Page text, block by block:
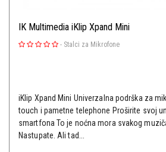
IK Multimedia iKlip Xpand Mini
- Stalci za Mikrofone
iKlip Xpand Mini Univerzalna podrška za
touch i pametne telephone Proširite svoj
smartfona To je noćna mora svakog
Nastupate. Ali tad...